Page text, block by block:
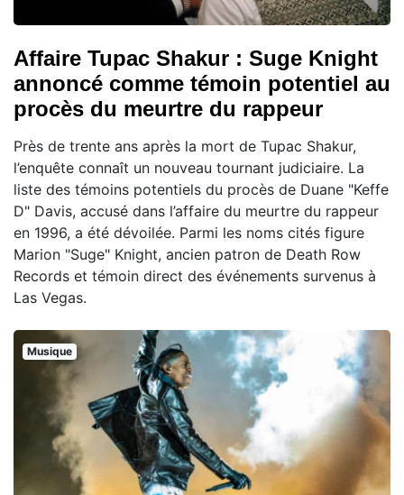
Affaire Tupac Shakur : Suge Knight
annoncé comme témoin potentiel au
procès du meurtre du rappeur
Près de trente ans après la mort de Tupac Shakur,
l’enquête connaît un nouveau tournant judiciaire. La
liste des témoins potentiels du procès de Duane "Keffe
D" Davis, accusé dans l’affaire du meurtre du rappeur
en 1996, a été dévoilée. Parmi les noms cités figure
Marion "Suge" Knight, ancien patron de Death Row
Records et témoin direct des événements survenus à
Las Vegas.
Musique